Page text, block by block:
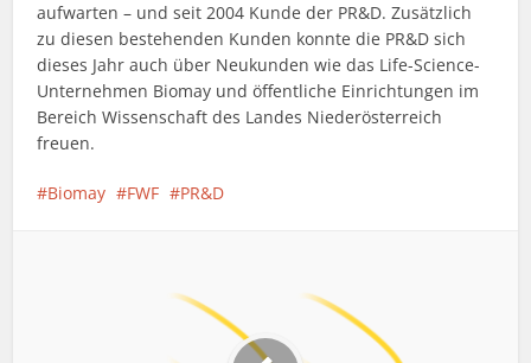
aufwarten – und seit 2004 Kunde der PR&D. Zusätzlich
zu diesen bestehenden Kunden konnte die PR&D sich
dieses Jahr auch über Neukunden wie das Life-Science-
Unternehmen Biomay und öffentliche Einrichtungen im
Bereich Wissenschaft des Landes Niederösterreich
freuen.
Biomay FWF PR&D